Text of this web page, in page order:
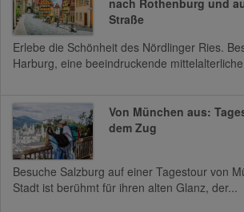
nach Rothenburg und
Straße
Erlebe die Schönheit des Nördlinger Ries.
Harburg, eine beeindruckende
Von München aus:
dem Zug
Besuche Salzburg auf einer Tagestour von
Stadt ist berühmt für ihren alten Glanz, der...